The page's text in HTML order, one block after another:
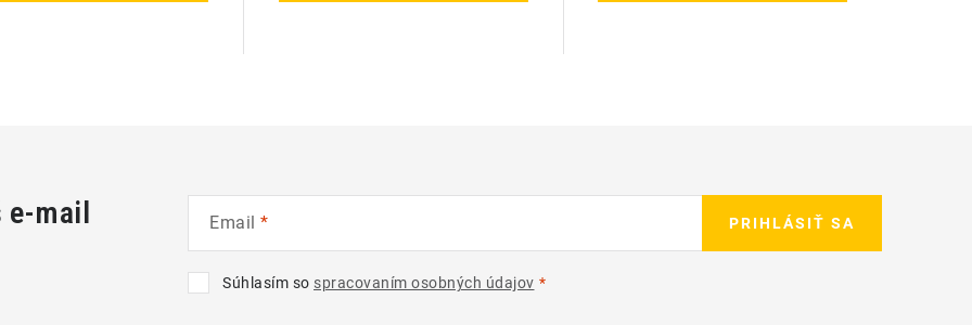
e-mail Email
Súhlasím so spracovaním osobných údajov
PRIHLÁSIŤ SA